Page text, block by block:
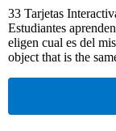
33 Tarjetas
Estudiantes
eligen cual es del
object that is the